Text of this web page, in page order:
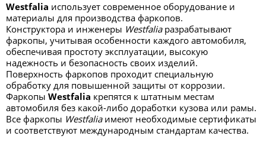
Westfalia использует современное оборудование и
материалы для производства фаркопов.
Конструктора и инженеры Westfaliaразрабатывают
фаркопы, учитывая особенности каждого автомобиля,
обеспечивая простоту эксплуатации, высокую
надежность и безопасность своих изделий.
Поверхность фаркопов проходит специальную
обработку для повышенной защиты от коррозии.
Фаркопы Westfalia крепятся к штатным местам
автомобиля без какой-либо доработки кузова или рамы.
Все фаркопы Westfaliaимеют необходимые сертификаты
и соответствуют международным стандартам качества.